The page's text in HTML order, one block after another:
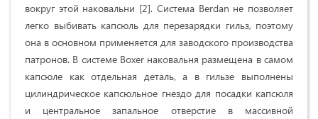
вокруг этой наковальни [2]. Система Berdan не позволяет
легко выбивать капсюль для перезарядки гильз, поэтому
она в основном применяется для заводского производства
патронов. В системе Boxer наковальня размещена в самом
капсюле как отдельная деталь, а в гильзе выполнены
цилиндрическое капсюльное гнездо для посадки капсюля
и центральное запальное отверстие в массивной